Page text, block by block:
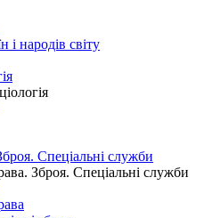
і народів світу
Спеціальні служби
Зброя. Спеціальні служби